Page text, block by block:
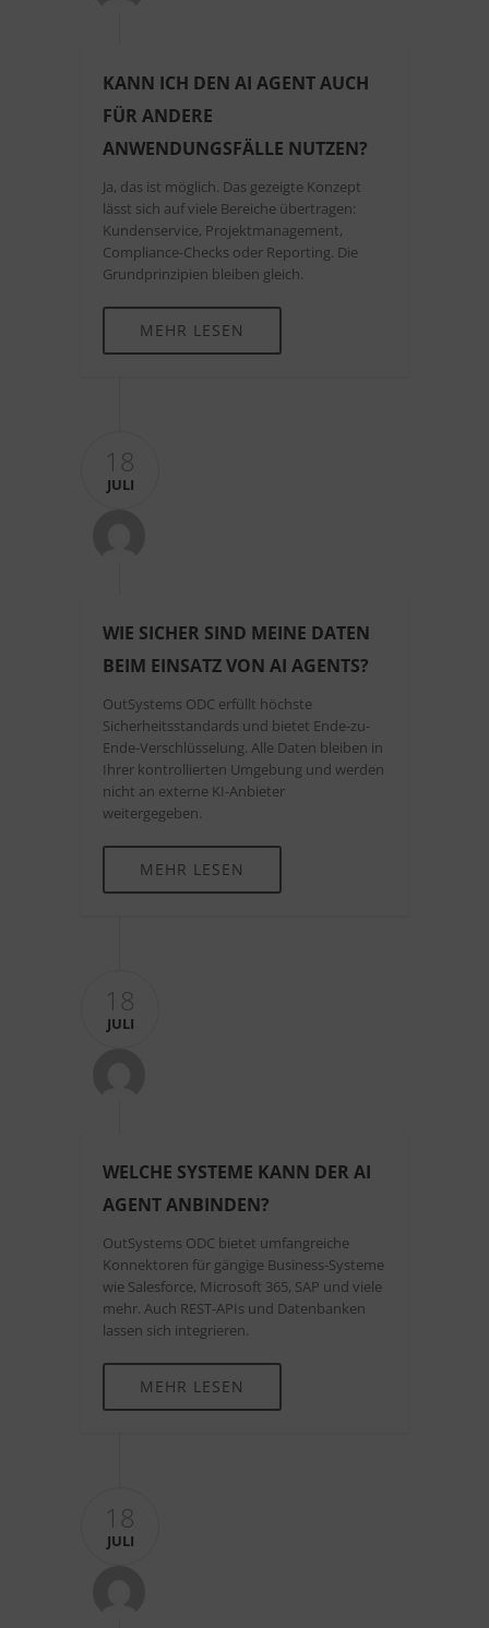
KANN ICH DEN AI AGENT AUCH
FÜR ANDERE
ANWENDUNGSFÄLLE NUTZEN?
Ja, das ist möglich. Das gezeigte Konzept
lässt sich auf viele Bereiche übertragen:
Kundenservice, Projektmanagement,
Compliance-Checks oder Reporting. Die
Grundprinzipien bleiben gleich.
MEHR LESEN
18
JULI
WIE SICHER SIND MEINE DATEN
BEIM EINSATZ VON AI AGENTS?
OutSystems ODC erfüllt höchste
Sicherheitsstandards und bietet Ende-zu-
Ende-Verschlüsselung. Alle Daten bleiben in
Ihrer kontrollierten Umgebung und werden
nicht an externe KI-Anbieter
weitergegeben.
MEHR LESEN
18
JULI
WELCHE SYSTEME KANN DER AI
AGENT ANBINDEN?
OutSystems ODC bietet umfangreiche
Konnektoren für gängige Business-Systeme
wie Salesforce, Microsoft 365, SAP und viele
mehr. Auch REST-APIs und Datenbanken
lassen sich integrieren.
MEHR LESEN
18
JULI